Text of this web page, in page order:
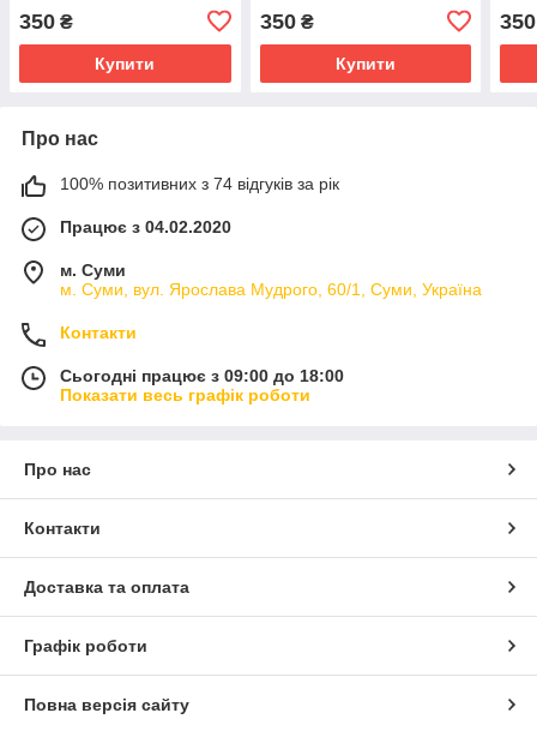
350 ₴
Купити
350₴
Купити
350
Про нас
100% позитивних з 74 відгуків за рік
Працює з 04.02.2020
м. Суми
м. Суми, вул. Ярослава Мудрого, 60/1, Суми, Україна
Контакти
Сьогодні працює з 09:00 до 18:00
Показати весь графік роботи
Про нас
Контакти
Доставка та оплата
Графік роботи
Повна версія сайту